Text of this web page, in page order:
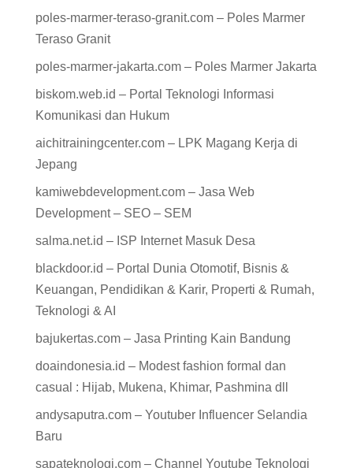
poles-marmer-teraso-granit.com – Poles Marmer
Teraso Granit
poles-marmer-jakarta.com – Poles Marmer Jakarta
biskom.web.id – Portal Teknologi Informasi
Komunikasi dan Hukum
aichitrainingcenter.com – LPK Magang Kerja di
Jepang
kamiwebdevelopment.com – Jasa Web
Development – SEO – SEM
salma.net.id – ISP Internet Masuk Desa
blackdoor.id – Portal Dunia Otomotif, Bisnis &
Keuangan, Pendidikan & Karir, Properti & Rumah,
Teknologi & AI
bajukertas.com – Jasa Printing Kain Bandung
doaindonesia.id – Modest fashion formal dan
casual : Hijab, Mukena, Khimar, Pashmina dll
andysaputra.com – Youtuber Influencer Selandia
Baru
sapateknologi.com – Channel Youtube Teknologi